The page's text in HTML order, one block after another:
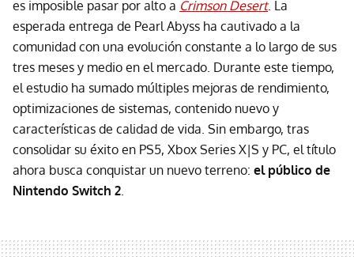
es imposible pasar por alto a Crimson Desert. La
esperada entrega de Pearl Abyss ha cautivado a la
comunidad con una evolución constante a lo largo de sus
tres meses y medio en el mercado. Durante este tiempo,
el estudio ha sumado múltiples mejoras de rendimiento,
optimizaciones de sistemas, contenido nuevo y
características de calidad de vida. Sin embargo, tras
consolidar su éxito en PS5, Xbox Series X|S y PC, el título
ahora busca conquistar un nuevo terreno: el público de
Nintendo Switch 2.